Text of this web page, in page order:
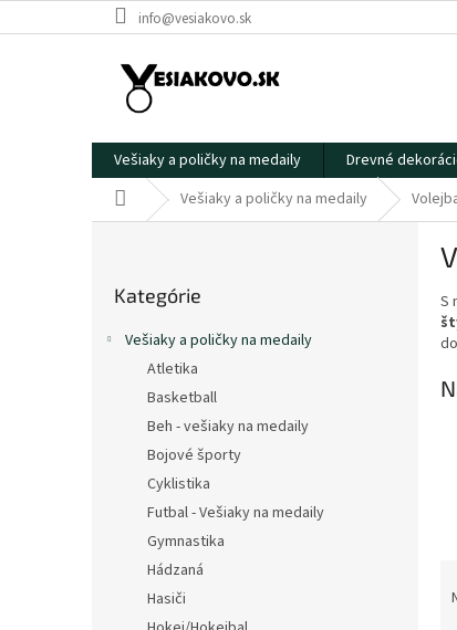
na
info@vesiakovo.sk
Vešiaky a poličky na medaily Drevné
DomovVešiaky a poličky na medaily
kategórie
Kategórie
Vešiaky a poličky na medaily
Atletika
Basketball
Beh - vešiaky na medaily
Bojové športy
Cyklistika
Futbal - Vešiaky na medaily
Gymnastika
Hádzaná
Hasiči
S